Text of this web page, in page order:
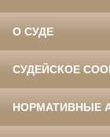
О СУДЕ
СУДЕЙСКОЕ
НОРМАТИВНЫЕ